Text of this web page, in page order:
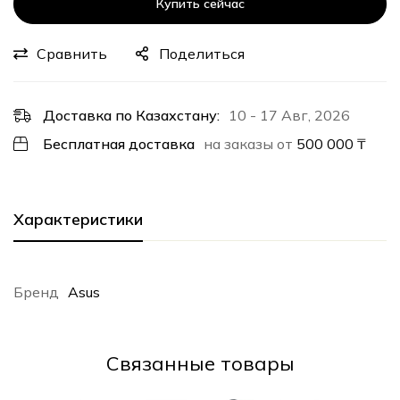
Купить сейчас
Сравнить Поделиться
Доставка по Казахстану: 10 - 17 Авг, 2026
Бесплатная доставка на заказы от 500 000 ₸
Характеристики
Бренд Asus
Cвязанные товары